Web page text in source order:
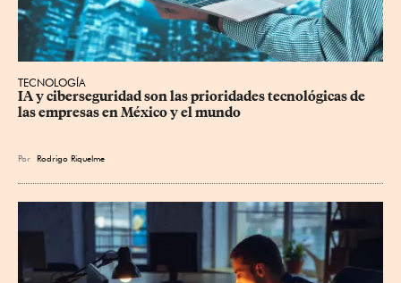
TECNOLOGÍA
IA y ciberseguridad son las prioridades tecnológicas de
las empresas en México y el mundo
Por Rodrigo Riquelme